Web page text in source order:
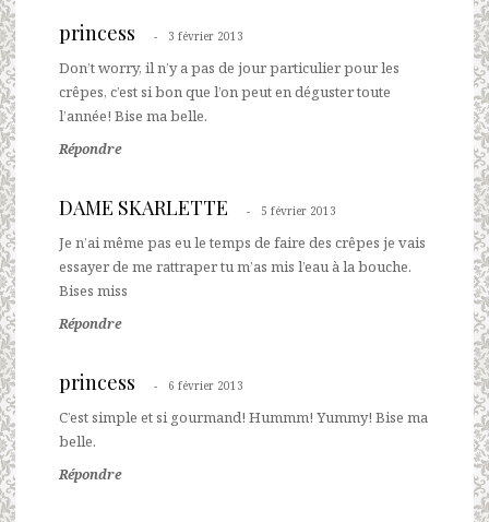
princess 3 février 2013
Don’t worry, il n’y a pas de jour particulier pour les
crêpes, c’est si bon que l’on peut en déguster toute
l’année! Bise ma belle.
Répondre
DAME SKARLETTE 5 février 2013
Je n’ai même pas eu le temps de faire des crêpes je vais
essayer de me rattraper tu m’as mis l’eau à la bouche.
Bises miss
Répondre
princess 6 février 2013
C’est simple et si gourmand! Hummm! Yummy! Bise ma
belle.
Répondre